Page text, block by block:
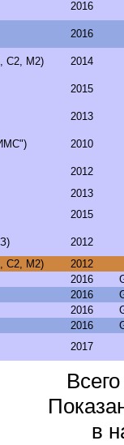
2016
2016
C2, M2) 2014
2015
2013
2010
2012
2013
2015
2012
C2, M2)
2012
2016
2016
2016
2016
2017
в